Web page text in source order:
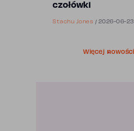
czołówki
Stachu Jones / 2026-06-23
Więcej nowości